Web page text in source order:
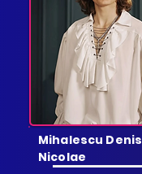
Mihalescu Denis
Nicolae